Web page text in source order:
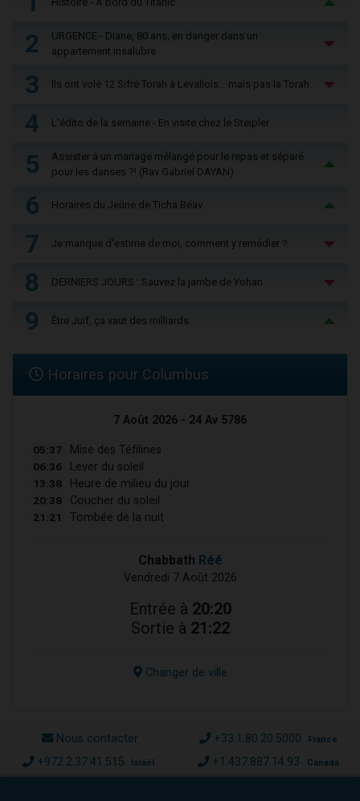
2
URGENCE - Diane, 80 ans, en danger dans un
appartement insalubre
3 Ils ont volé 12 Sifré Torah à Levallois… mais pas la Torah
4 L'édito de la semaine - En visite chez le Steipler
5
Assister à un mariage mélangé pour le repas et séparé
pour les danses ?! (Rav Gabriel DAYAN)
6 Horaires du Jeûne de Ticha Béav
7 Je manque d'estime de moi, comment y remédier ?
8 DERNIERS JOURS : Sauvez la jambe de Yohan
9 Être Juif, ça vaut des milliards
Horaires pour Columbus
7 Août 2026 - 24 Av 5786
05:37 Mise des Téfilines
06:36 Lever du soleil
13:38 Heure de milieu du jour
20:38 Coucher du soleil
21:21 Tombée de la nuit
Chabbath Réé
Vendredi 7 Août 2026
Entrée à 20:20
Sortie à 21:22
Changer de ville
Nous contacter +33.1.80.20.5000 France
+972.2.37.41.515 Israël +1.437.887.14.93 Canada